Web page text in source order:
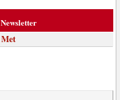
Newsletter
Met